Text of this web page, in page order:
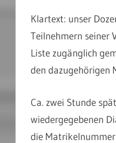
Klartext: unser
Teilnehmern seiner
Liste zugänglich
den dazugehörigen
Ca. zwei Stunde
wiedergegebenen
die